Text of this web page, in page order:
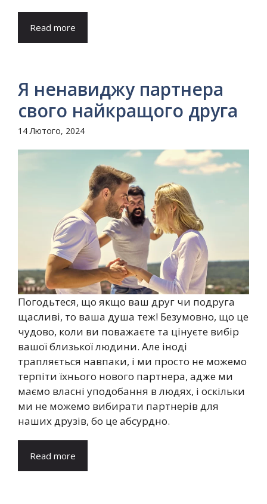
Read more
Я ненавиджу партнера
свого найкращого друга
14 Лютого, 2024
Погодьтеся, що якщо ваш друг чи подруга
щасливі, то ваша душа теж! Безумовно, що це
чудово, коли ви поважаєте та цінуєте вибір
вашої близької людини. Але іноді
трапляється навпаки, і ми просто не можемо
терпіти їхнього нового партнера, адже ми
маємо власні уподобання в людях, і оскільки
ми не можемо вибирати партнерів для
наших друзів, бо це абсурдно.
Read more